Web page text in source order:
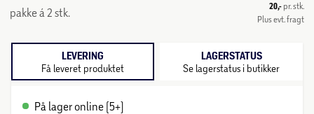
20,- pr. stk.
Plus evt. fragt
pakke á 2 stk.
LEVERING
Få leveret produktet
LAGERSTATUS
Se lagerstatus i butikker
På lager online (5+)